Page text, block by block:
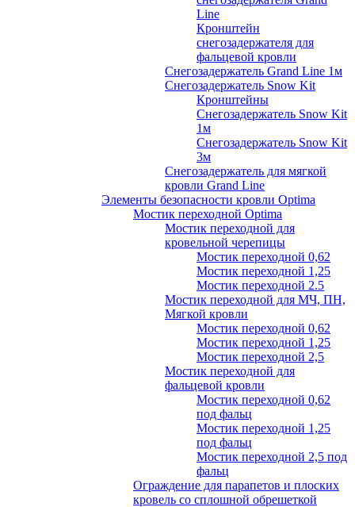
Line
Кронштейн
снегозадержателя для
фальцевой кровли
Снегозадержатель Grand Line 1м
Снегозадержатель Snow Kit
Кронштейны
Снегозадержатель Snow Kit
1м
Снегозадержатель Snow Kit
3м
Снегозадержатель для мягкой
кровли Grand Line
Элементы безопасности кровли Optima
Мостик переходной Optima
Мостик переходной для
кровельной черепицы
Мостик переходной 0,62
Мостик переходной 1,25
Мостик переходной 2.5
Мостик переходной для МЧ, ПН,
Мягкой кровли
Мостик переходной 0,62
Мостик переходной 1,25
Мостик переходной 2,5
Мостик переходной для
фальцевой кровли
Мостик переходной 0,62
под фальц
Мостик переходной 1,25
под фальц
Мостик переходной 2,5 под
фальц
Ограждение для парапетов и плоских
кровель со сплошной обрешеткой